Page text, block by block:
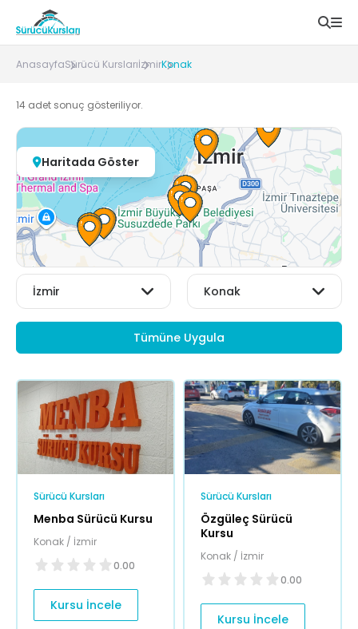
AnasayfaSürücü KurslarıİzmirKonak
14 adet sonuç gösteriliyor.
Haritada Göster
Tümüne Uygula
Sürücü Kursları
Menba Sürücü Kursu
Konak / İzmir
0.00
Kursu İncele
Sürücü Kursları
Özgüleç Sürücü
Kursu
Konak / İzmir
0.00
Kursu İncele